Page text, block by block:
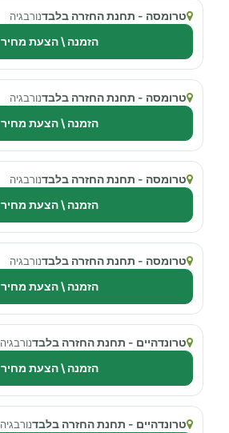
טרומסה - תחנת החזרה בלבדנורבגיה
הזמנה \ הצעת מחיר
טרומסה - תחנת החזרה בלבדנורבגיה
הזמנה \ הצעת מחיר
טרומסה - תחנת החזרה בלבדנורבגיה
הזמנה \ הצעת מחיר
טרומסה - תחנת החזרה בלבדנורבגיה
הזמנה \ הצעת מחיר
טרונדהיים - תחנת החזרה בלבדנורבגיה
הזמנה \ הצעת מחיר
טרונדהיים - תחנת החזרה בלבדנורבגיה